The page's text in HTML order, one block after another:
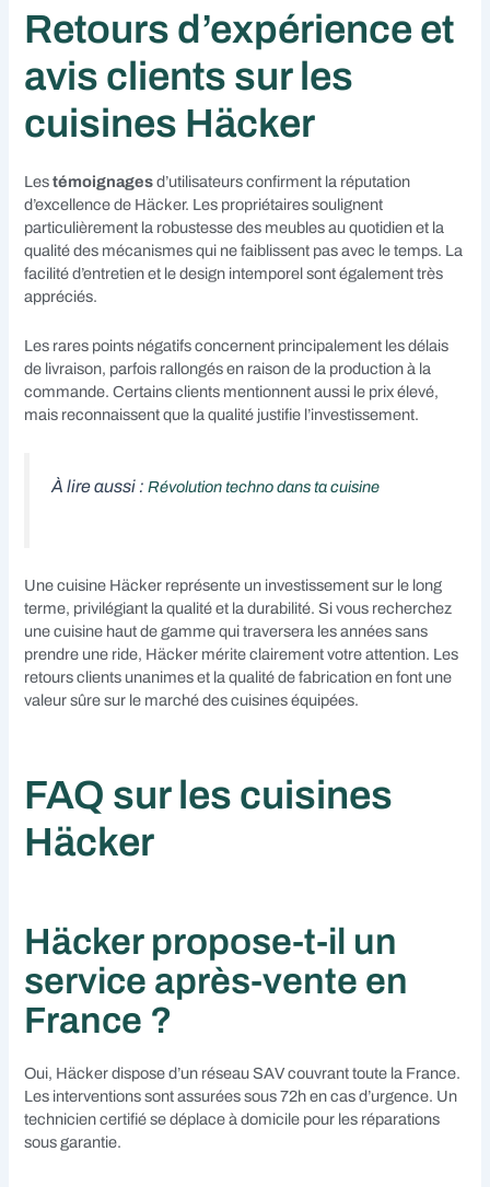
Retours d’expérience et
avis clients sur les
cuisines Häcker
Lestémoignagesd’utilisateurs confirment la réputation
d’excellence de Häcker. Les propriétaires soulignent
particulièrement la robustesse des meubles au quotidien et la
qualité des mécanismes qui ne faiblissent pas avec le temps. La
facilité d’entretien et le design intemporel sont également très
appréciés.
Les rares points négatifs concernent principalement les délais
de livraison, parfois rallongés en raison de la production à la
commande. Certains clients mentionnent aussi le prix élevé,
mais reconnaissent que la qualité justifie l’investissement.
À lire aussi :Révolution techno dans ta cuisine
Une cuisine Häcker représente un investissement sur le long
terme, privilégiant la qualité et la durabilité. Si vous recherchez
une cuisine haut de gamme qui traversera les années sans
prendre une ride, Häcker mérite clairement votre attention. Les
retours clients unanimes et la qualité de fabrication en font une
valeur sûre sur le marché des cuisines équipées.
FAQ sur les cuisines
Häcker
Häcker propose-t-il un
service après-vente en
France ?
Oui, Häcker dispose d’un réseau SAV couvrant toute la France.
Les interventions sont assurées sous 72h en cas d’urgence. Un
technicien certifié se déplace à domicile pour les réparations
sous garantie.